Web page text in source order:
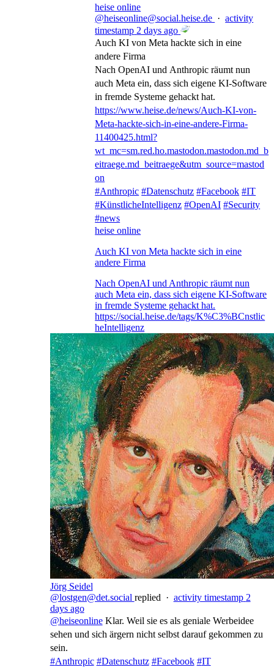
heise online
@heiseonline@social.heise.de · activity
timestamp 2 days ago
Auch KI von Meta hackte sich in eine
andere Firma
Nach OpenAI und Anthropic räumt nun
auch Meta ein, dass sich eigene KI-Software
in fremde Systeme gehackt hat.
https://www.heise.de/news/Auch-KI-von-
Meta-hackte-sich-in-eine-andere-Firma-
11400425.html?
wt_mc=sm.red.ho.mastodon.mastodon.md_b
eitraege.md_beitraege&utm_source=mastod
on
#Anthropic #Datenschutz #Facebook #IT
#KünstlicheIntelligenz #OpenAI #Security
#news
heise online
Auch KI von Meta hackte sich in eine
andere Firma
Nach OpenAI und Anthropic räumt nun
auch Meta ein, dass sich eigene KI-Software
in fremde Systeme gehackt hat.
https://social.heise.de/tags/K%C3%BCnstlic
heIntelligenz
Jörg Seidel
@lostgen@det.social replied · activity timestamp 2
days ago
@heiseonlineKlar. Weil sie es als geniale Werbeidee
sehen und sich ärgern nicht selbst darauf gekommen zu
sein.
#Anthropic #Datenschutz #Facebook #IT